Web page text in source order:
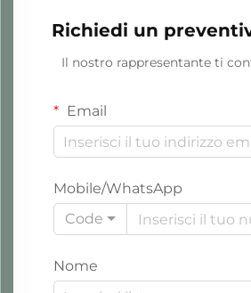
Richiedi un
Il nostro rappresentante ti
Email
Mobile/WhatsApp
Code
Nome